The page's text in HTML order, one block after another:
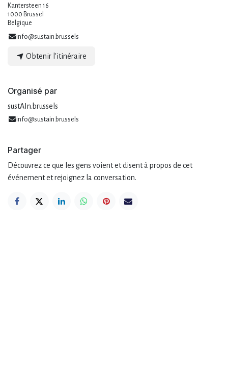
Kantersteen 16
1000 Brussel
Belgique
info@sustain.brussels
Obtenir l'itinéraire
Organisé par
sustAIn.brussels
info@sustain.brussels
Partager
Découvrez ce que les gens voient et disent à propos de cet
événement et rejoignez la conversation.